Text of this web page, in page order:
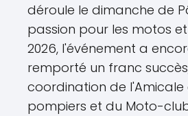
déroule le dimanche de
passion pour les motos et
2026, l'événement a
remporté un franc
coordination de
pompiers et du Moto-